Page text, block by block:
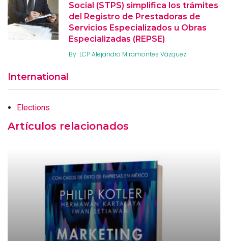
Social (STPS) simplifica los trámites
del Registro de Prestadoras de
Servicios Especializados u Obras
Especializadas (REPSE)
By LCP Alejandro Miramontes Vázquez
International
Elections
Artículos relacionados